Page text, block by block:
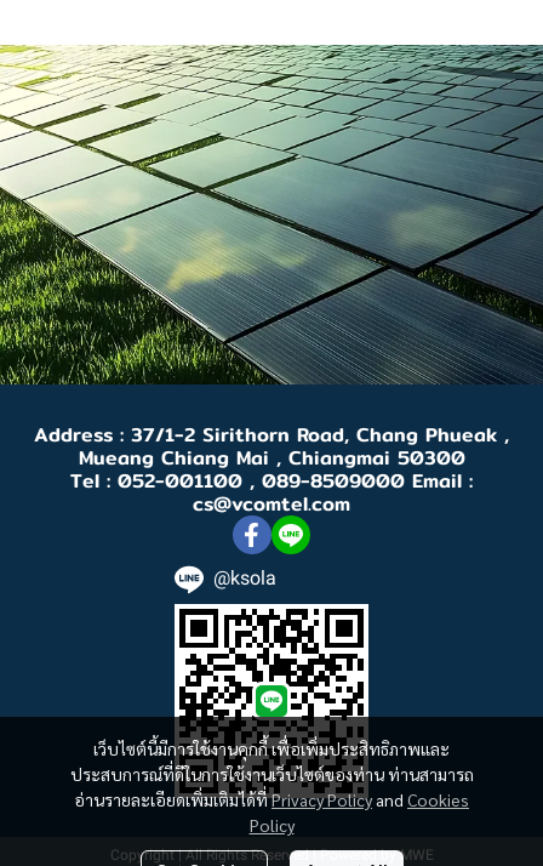
เว็บไซต์นี้มีการใช้งานคุกกี้ เพื่อเพิ่มประสิทธิภาพและ
ประสบการณ์ที่ดีในการใช้งานเว็บไซต์ของท่าน ท่านสามารถ
อ่านรายละเอียดเพิ่มเติมได้ที่Privacy Policy and Cookies
Policy
Address : 37/1-2 Sirithorn Road, Chang Phueak ,
Mueang Chiang Mai , Chiangmai 50300
Tel : 052-001100 , 089-8509000 Email :
cs@vcomtel.com
@ksola
Copyright | All Rights Reserved | Powered by MWE